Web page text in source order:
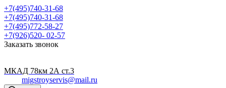
+7(495)740-31-68
+7(495)740-31-68
+7(495)772-58-27
+7(926)520- 02-57
Заказать звонок
МКАД 78км 2А ст.3
migstroyservis@mail.ru